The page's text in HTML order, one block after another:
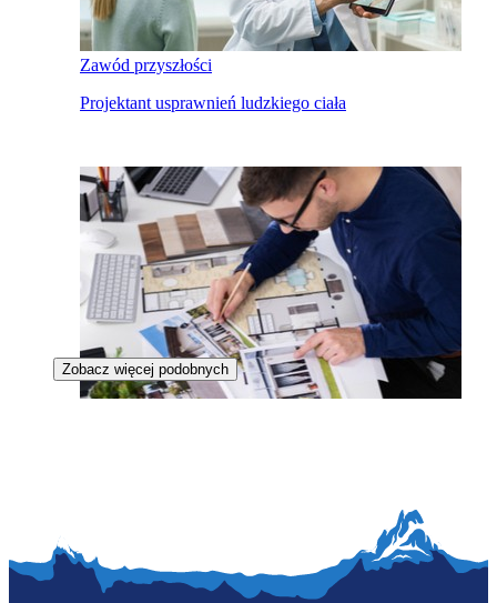
Zawód przyszłości
Projektant usprawnień ludzkiego ciała
Zobacz więcej podobnych